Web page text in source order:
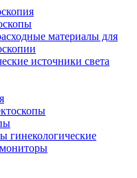
материалы для
источники света
гинекологические